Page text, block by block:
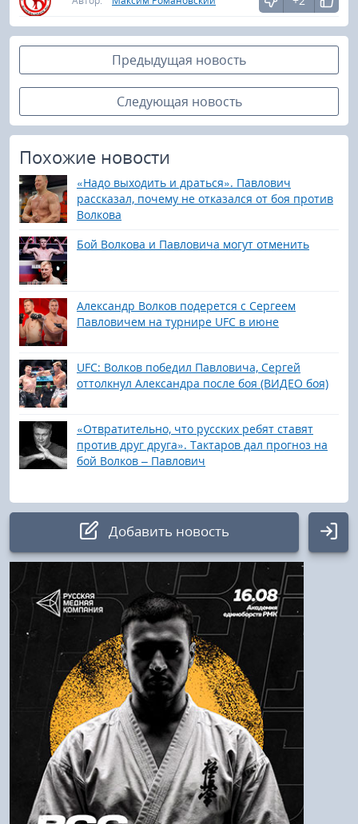
Предыдущая новость
Следующая новость
Похожие новости
«Надо выходить и драться». Павлович
рассказал, почему не отказался от боя против
Волкова
Бой Волкова и Павловича могут отменить
Александр Волков подерется с Сергеем
Павловичем на турнире UFC в июне
UFC: Волков победил Павловича, Сергей
оттолкнул Александра после боя (ВИДЕО боя)
«Отвратительно, что русских ребят ставят
против друг друга». Тактаров дал прогноз на
бой Волков – Павлович
Добавить новость
Авторизация
Логин:
Пароль
Войти
Напомнить пароль